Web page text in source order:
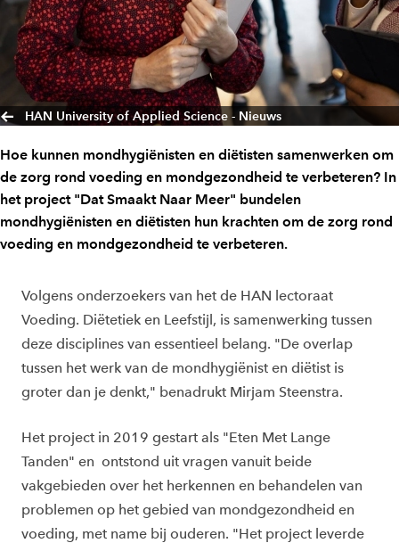
HAN University of Applied Science - Nieuws
Hoe kunnen mondhygiënisten en diëtisten samenwerken om
de zorg rond voeding en mondgezondheid te verbeteren? In
het project "Dat Smaakt Naar Meer" bundelen
mondhygiënisten en diëtisten hun krachten om de zorg rond
voeding en mondgezondheid te verbeteren.
Volgens onderzoekers van het de HAN lectoraat
Voeding. Diëtetiek en Leefstijl, is samenwerking tussen
deze disciplines van essentieel belang. "De overlap
tussen het werk van de mondhygiënist en diëtist is
groter dan je denkt," benadrukt Mirjam Steenstra.
Het project in 2019 gestart als "Eten Met Lange
Tanden" en ontstond uit vragen vanuit beide
vakgebieden over het herkennen en behandelen van
problemen op het gebied van mondgezondheid en
voeding, met name bij ouderen. "Het project leverde